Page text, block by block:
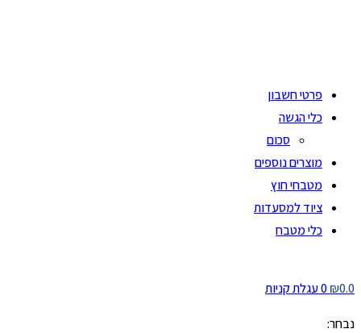
פרטי חשבון
כלי הגשה
סכום
מוצרים נוספים
מטבחי חוץ
ציוד למסעדות
כלי מטבח
₪0.0
0 עגלת קניות
נבחר: